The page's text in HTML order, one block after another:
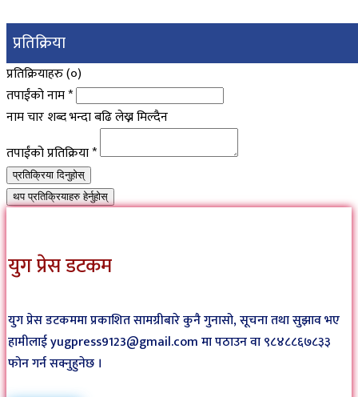
प्रतिक्रिया
प्रतिक्रियाहरु (०)
तपाईंको नाम*
नाम चार शब्द भन्दा बढि लेख्न मिल्दैन
तपाईंको प्रतिक्रिया*
प्रतिक्रिया दिनुहोस्
थप प्रतिक्रियाहरु हेर्नुहोस्
युग प्रेस डटकम
युग प्रेस डटकममा प्रकाशित सामग्रीबारे कुनै गुनासो, सूचना तथा सुझाव भए
हामीलाई yugpress9123@gmail.com मा पठाउन वा ९८४८८६७८३३
फोन गर्न सक्नुहुनेछ ।